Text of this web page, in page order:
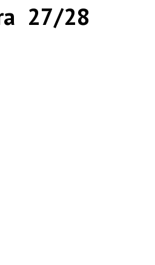
27/28